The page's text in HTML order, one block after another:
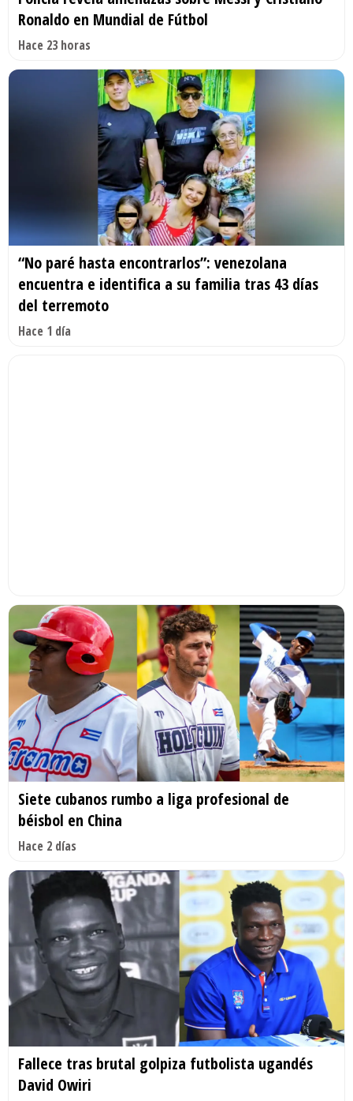
Ronaldo en Mundial de Fútbol
Hace 23 horas
“No paré hasta encontrarlos”: venezolana
encuentra e identifica a su familia tras 43 días
del terremoto
Hace 1 día
Siete cubanos rumbo a liga profesional de
béisbol en China
Hace 2 días
Fallece tras brutal golpiza futbolista ugandés
David Owiri